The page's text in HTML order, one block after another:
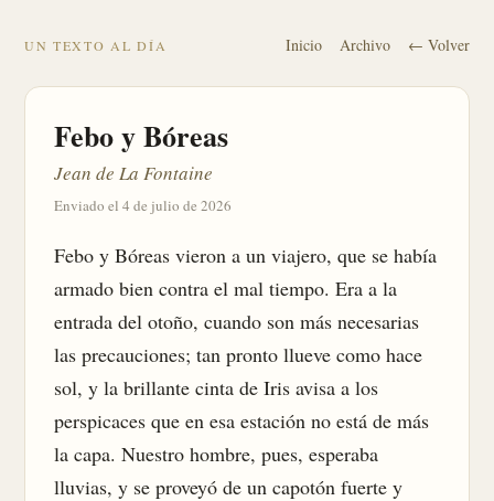
UN TEXTO AL DÍA Inicio Archivo ← Volver
Febo y Bóreas
Jean de La Fontaine
Enviado el 4 de julio de 2026
Febo y Bóreas vieron a un viajero, que se había
armado bien contra el mal tiempo. Era a la
entrada del otoño, cuando son más necesarias
las precauciones; tan pronto llueve como hace
sol, y la brillante cinta de Iris avisa a los
perspicaces que en esa estación no está de más
la capa. Nuestro hombre, pues, esperaba
lluvias, y se proveyó de un capotón fuerte y